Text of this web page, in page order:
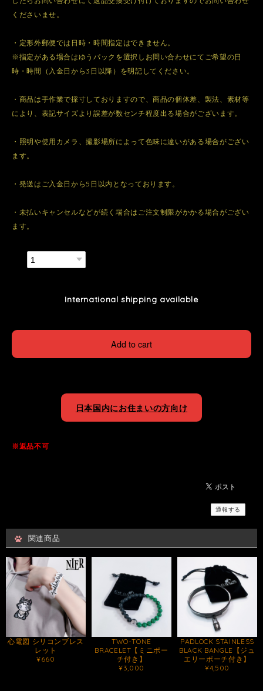
くださいませ。
・定形外郵便では日時・時間指定はできません。
※指定がある場合はゆうパックを選択しお問い合わせにてご希望の日
時・時間（入金日から3日以降）を明記してください。
・商品は手作業で採寸しておりますので、商品の個体差、製法、素材等
により、表記サイズより誤差が数センチ程度出る場合がございます。
・照明や使用カメラ、撮影場所によって色味に違いがある場合がござい
ます。
・発送はご入金日から5日以内となっております。
・未払いキャンセルなどが続く場合はご注文制限がかかる場合がござい
ます。
International shipping available
Add to cart
日本国内にお住まいの方向け
※返品不可
通報する
関連商品
心電図 シリコンブレス
レット
¥660
TWO-TONE
BRACELET【ミニポー
チ付き】
¥3,000
PADLOCK STAINLESS
BLACK BANGLE【ジュ
エリーポーチ付き】
¥4,500